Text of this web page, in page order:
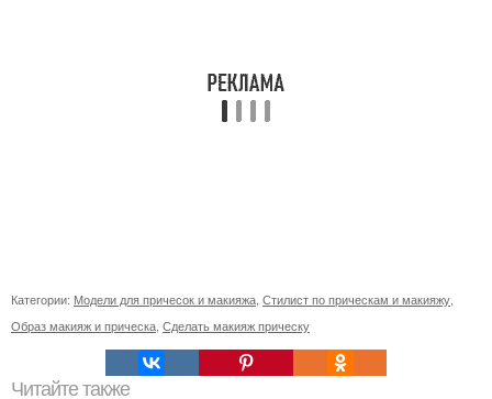
Категории: Модели для причесок и макияжа Стилист по прическам и макияжу
Образ макияж и прическа Сделать макияж прическу
Читайте также